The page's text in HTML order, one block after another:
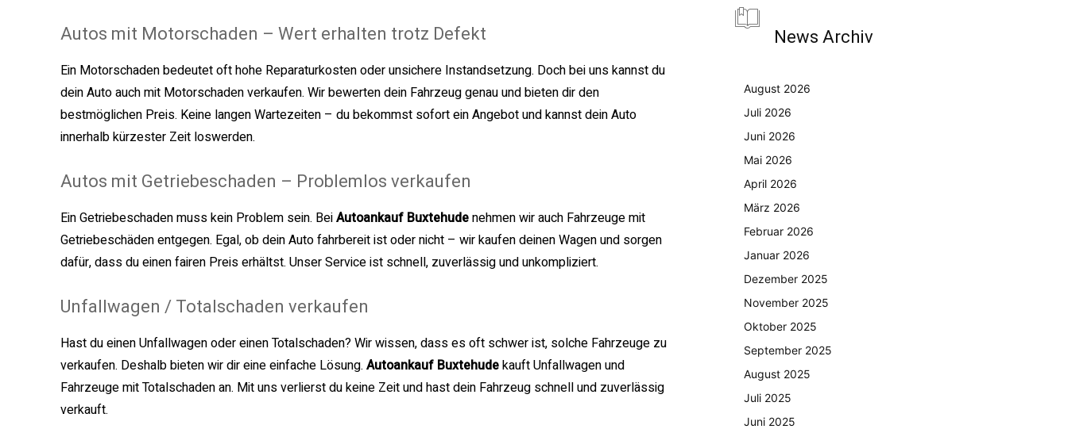
Autos mit Motorschaden – Wert erhalten trotz Defekt
Ein Motorschaden bedeutet oft hohe Reparaturkosten oder unsichere Instandsetzung. Doch bei uns kannst du
dein Auto auch mit Motorschaden verkaufen. Wir bewerten dein Fahrzeug genau und bieten dir den
bestmöglichen Preis. Keine langen Wartezeiten – du bekommst sofort ein Angebot und kannst dein Auto
innerhalb kürzester Zeit loswerden.
Autos mit Getriebeschaden – Problemlos verkaufen
Ein Getriebeschaden muss kein Problem sein. BeiAutoankauf Buxtehudenehmen wir auch Fahrzeuge mit
Getriebeschäden entgegen. Egal, ob dein Auto fahrbereit ist oder nicht – wir kaufen deinen Wagen und sorgen
dafür, dass du einen fairen Preis erhältst. Unser Service ist schnell, zuverlässig und unkompliziert.
Unfallwagen / Totalschaden verkaufen
Hast du einen Unfallwagen oder einen Totalschaden? Wir wissen, dass es oft schwer ist, solche Fahrzeuge zu
verkaufen. Deshalb bieten wir dir eine einfache Lösung. Autoankauf Buxtehudekauft Unfallwagen und
Fahrzeuge mit Totalschaden an. Mit uns verlierst du keine Zeit und hast dein Fahrzeug schnell und zuverlässig
verkauft.
News Archiv
August 2026
Juli 2026
Juni 2026
Mai 2026
April 2026
März 2026
Februar 2026
Januar 2026
Dezember 2025
November 2025
Oktober 2025
September 2025
August 2025
Juli 2025
Juni 2025